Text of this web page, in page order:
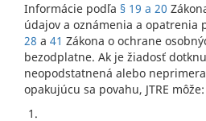
Informácie podľa § 19 a 20
údajov a oznámenia a opatrenia
28 a 41 Zákona o ochrane
bezodplatne. Ak je žiadosť
neopodstatnená alebo
opakujúcu sa povahu, JTRE môže: